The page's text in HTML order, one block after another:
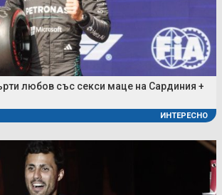
любов със секси маце на Сардиния +
ИНТЕРЕСНО